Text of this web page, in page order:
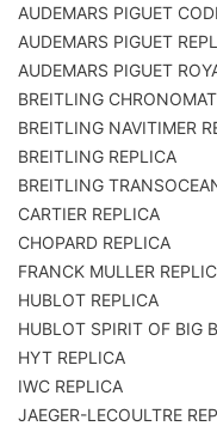
AUDEMARS PIGUET
AUDEMARS PIGUET
AUDEMARS PIGUET
BREITLING
BREITLING NAVITIMER
BREITLING REPLICA
BREITLING
CARTIER REPLICA
CHOPARD REPLICA
FRANCK MULLER
HUBLOT REPLICA
HUBLOT SPIRIT OF BIG
HYT REPLICA
IWC REPLICA
JAEGER-LECOULTRE